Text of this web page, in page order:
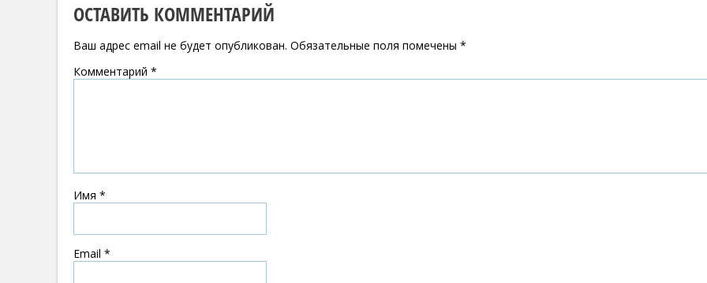
ОСТАВИТЬ КОММЕНТАРИЙ
Ваш адрес email не будет опубликован. Обязательные поля помечены *
Комментарий *
Имя *
Email *